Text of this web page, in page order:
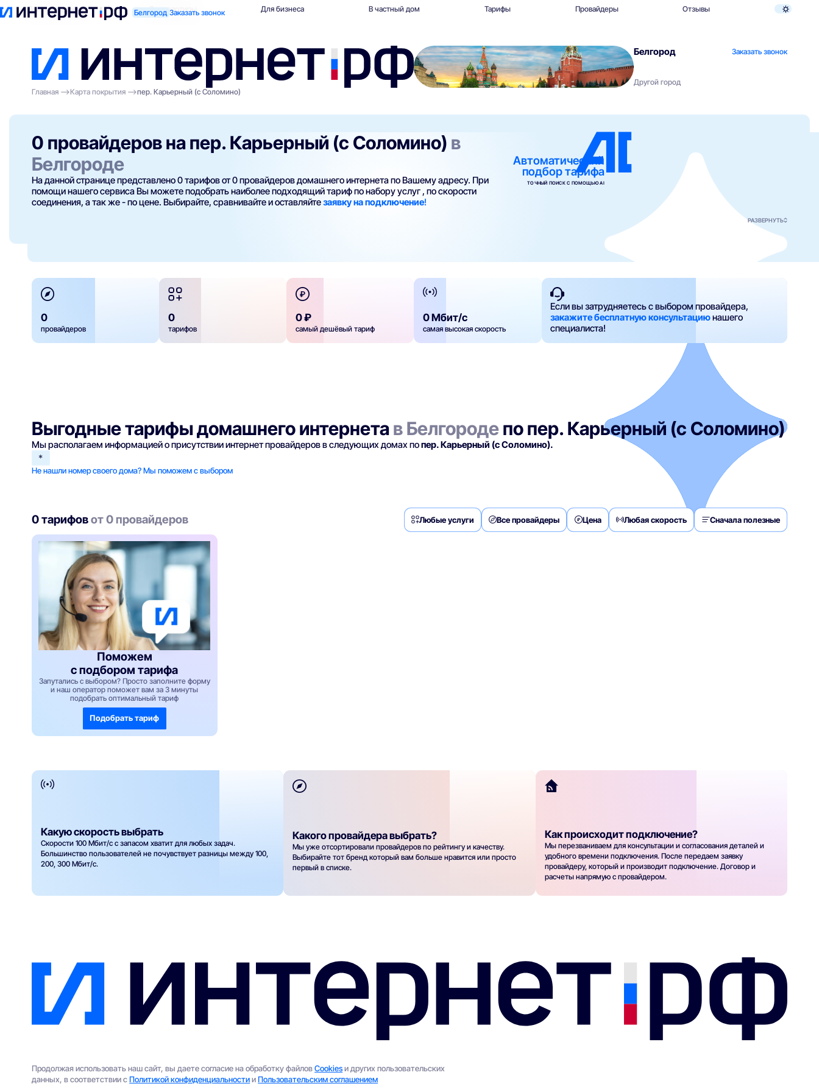
Белгород Заказать звонок
Поиск по адресу Для квартиры Для бизнеса В частный дом Тарифы Провайдеры Отзывы
Белгород Заказать звонок
Другой город
Главная
Карта покрытия пер. Карьерный (с Соломино)
0 провайдеров на пер. Карьерный (с Соломино) в
Белгороде
На данной странице представлено 0 тарифов от 0 провайдеров домашнего интернета по Вашему адресу. При
помощи нашего сервиса Вы можете подобрать наиболее подходящий тариф по набору услуг , по скорости
соединения, а так же - по цене. Выбирайте, сравнивайте и оставляйтезаявку на подключение!
Автоматический
подбор тарифа
ТОЧНЫЙ ПОИСК С ПОМОЩЬЮ AI
РАЗВЕРНУТЬ
0
провайдеров
0
тарифов
0 ₽
самый дешёвый тариф
0 Мбит/с
самая высокая скорость
Если вы затрудняетесь с выбором провайдера,
закажите бесплатную консультациюнашего
специалиста!
Выгодные тарифы домашнего интернетав Белгородепо пер. Карьерный (с Соломино)
Мы располагаем информацией о присутствии интернет провайдеров в следующих домах попер. Карьерный (с Соломино).
*
Не нашли номер своего дома? Мы поможем с выбором
0 тарифовот 0 провайдеров Любые услуги Все провайдеры Цена Любая скорость Сначала полезные
Поможем
с подбором тарифа
Запутались с выбором? Просто заполните форму
и наш оператор поможет вам за 3 минуты
подобрать оптимальный тариф
Подобрать тариф
Какую скорость выбрать
Скорости 100 Мбит/с с запасом хватит для любых задач.
Большинство пользователей не почувствует разницы между 100,
200, 300 Мбит/с.
Какого провайдера выбрать?
Мы уже отсортировали провайдеров по рейтингу и качеству.
Выбирайте тот бренд который вам больше нравится или просто
первый в списке.
Как происходит подключение?
Мы перезваниваем для консультации и согласования деталей и
удобного времени подключения. После передаем заявку
провайдеру, который и производит подключение. Договор и
расчеты напрямую с провайдером.
Продолжая использовать наш сайт, вы даете согласие на обработку файловCookiesи других пользовательских
данных, в соответствии сПолитикой конфиденциальностииПользовательским соглашением